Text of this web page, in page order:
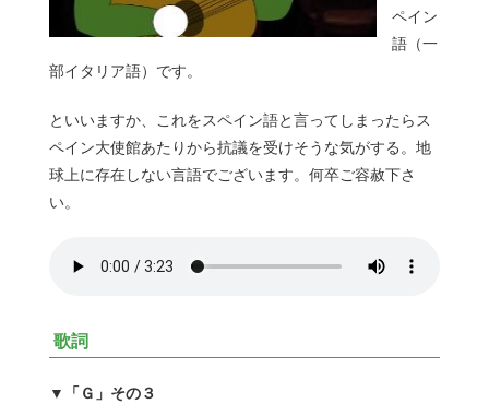
ペイン
語（一
部イタリア語）です。
といいますか、これをスペイン語と言ってしまったらス
ペイン大使館あたりから抗議を受けそうな気がする。地
球上に存在しない言語でございます。何卒ご容赦下さ
い。
歌詞
▼「Ｇ」その３